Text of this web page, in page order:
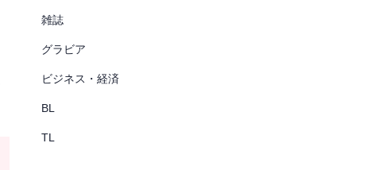
雑誌
グラビア
ビジネス・経済
BL
TL